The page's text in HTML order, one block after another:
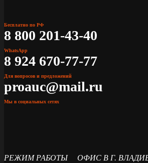
Бесплатно по РФ
8 800 201-43-40
WhatsApp
8 924 670-77-77
Для вопросов и предложений
proauc@mail.ru
Мы в социальных сетях
РЕЖИМ РАБОТЫ ОФИС В Г.